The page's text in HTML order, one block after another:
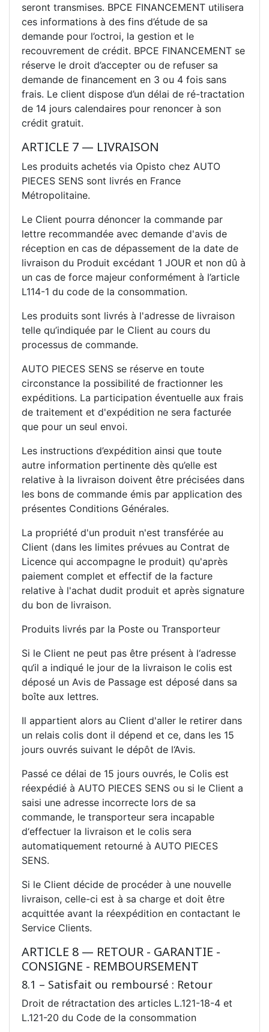
seront transmises. BPCE FINANCEMENT utilisera
ces informations à des fins d’étude de sa
demande pour l’octroi, la gestion et le
recouvrement de crédit. BPCE FINANCEMENT se
réserve le droit d’accepter ou de refuser sa
demande de financement en 3 ou 4 fois sans
frais. Le client dispose d’un délai de ré-tractation
de 14 jours calendaires pour renoncer à son
crédit gratuit.
ARTICLE 7 — LIVRAISON
Les produits achetés via Opisto chez AUTO
PIECES SENS sont livrés en France
Métropolitaine.
Le Client pourra dénoncer la commande par
lettre recommandée avec demande d'avis de
réception en cas de dépassement de la date de
livraison du Produit excédant 1 JOUR et non dû à
un cas de force majeur conformément à l’article
L114-1 du code de la consommation.
Les produits sont livrés à l'adresse de livraison
telle qu’indiquée par le Client au cours du
processus de commande.
AUTO PIECES SENS se réserve en toute
circonstance la possibilité de fractionner les
expéditions. La participation éventuelle aux frais
de traitement et d'expédition ne sera facturée
que pour un seul envoi.
Les instructions d’expédition ainsi que toute
autre information pertinente dès qu’elle est
relative à la livraison doivent être précisées dans
les bons de commande émis par application des
présentes Conditions Générales.
La propriété d'un produit n'est transférée au
Client (dans les limites prévues au Contrat de
Licence qui accompagne le produit) qu'après
paiement complet et effectif de la facture
relative à l'achat dudit produit et après signature
du bon de livraison.
Produits livrés par la Poste ou Transporteur
Si le Client ne peut pas être présent à l‘adresse
qu‘il a indiqué le jour de la livraison le colis est
déposé un Avis de Passage est déposé dans sa
boîte aux lettres.
Il appartient alors au Client d'aller le retirer dans
un relais colis dont il dépend et ce, dans les 15
jours ouvrés suivant le dépôt de l‘Avis.
Passé ce délai de 15 jours ouvrés, le Colis est
réexpédié à AUTO PIECES SENS ou si le Client a
saisi une adresse incorrecte lors de sa
commande, le transporteur sera incapable
d‘effectuer la livraison et le colis sera
automatiquement retourné à AUTO PIECES
SENS.
Si le Client décide de procéder à une nouvelle
livraison, celle-ci est à sa charge et doit être
acquittée avant la réexpédition en contactant le
Service Clients.
ARTICLE 8 — RETOUR - GARANTIE -
CONSIGNE - REMBOURSEMENT
8.1 – Satisfait ou remboursé : Retour
Droit de rétractation des articles L.121-18-4 et
L.121-20 du Code de la consommation